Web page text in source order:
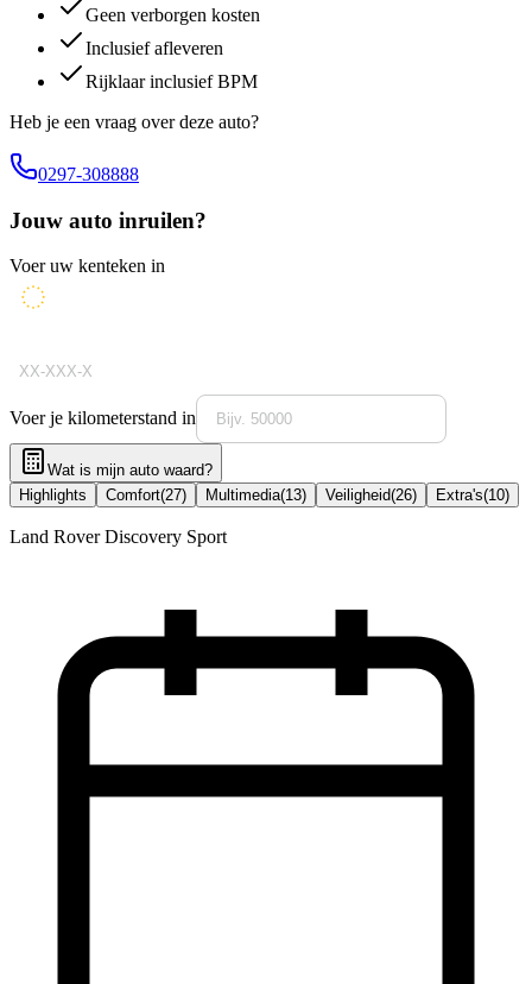
Geen verborgen kosten
Inclusief afleveren
Rijklaar inclusief BPM
Heb je een vraag over deze auto?
0297-308888
Jouw auto inruilen?
Voer uw kenteken in
Voer je kilometerstand in
Wat is mijn auto waard?
Highlights
Comfort(27) Multimedia(13) Veiligheid(26) Extra's(10)
Land Rover Discovery Sport